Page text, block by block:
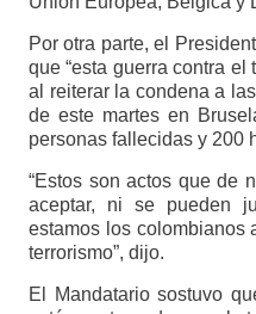
​Por otra parte, el
que “esta guerra contra el
al reiterar la condena a
de este martes en
personas fallecidas y 200
“Estos son actos que de
aceptar, ni se pueden
estamos los colombianos
terrorismo”, dijo.
El Mandatario sostuvo